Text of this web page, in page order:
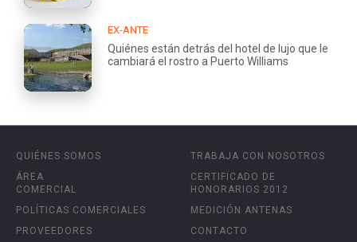
EX-ANTE
Quiénes están detrás del hotel de lujo que le
cambiará el rostro a Puerto Williams
QUIÉNES SOMOS
ÁREA
COMERCIAL
POLÍTICAS COMERCIALES
PROVEEDORES
TRABAJA CON NOSOTROS
CERTIFICADO DE
HONORARIOS 2012
MEDICIÓN ANTENAS
CONTACTO